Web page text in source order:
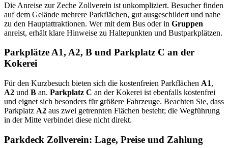
Die Anreise zur Zeche Zollverein ist unkompliziert. Besucher finden
auf dem Gelände mehrere Parkflächen, gut ausgeschildert und nahe
zu den Hauptattraktionen. Wer mit dem Bus oder in Gruppen
anreist, erhält klare Hinweise zu Haltepunkten und Bustparkplätzen.
Parkplätze A1, A2, B und Parkplatz C an der
Kokerei
Für den Kurzbesuch bieten sich die kostenfreien Parkflächen A1,
A2 und B an. Parkplatz C an der Kokerei ist ebenfalls kostenfrei
und eignet sich besonders für größere Fahrzeuge. Beachten Sie, dass
Parkplatz A2 aus zwei getrennten Flächen besteht; die Wegführung
in der Mitte verbindet diese nicht direkt.
Parkdeck Zollverein: Lage, Preise und Zahlung